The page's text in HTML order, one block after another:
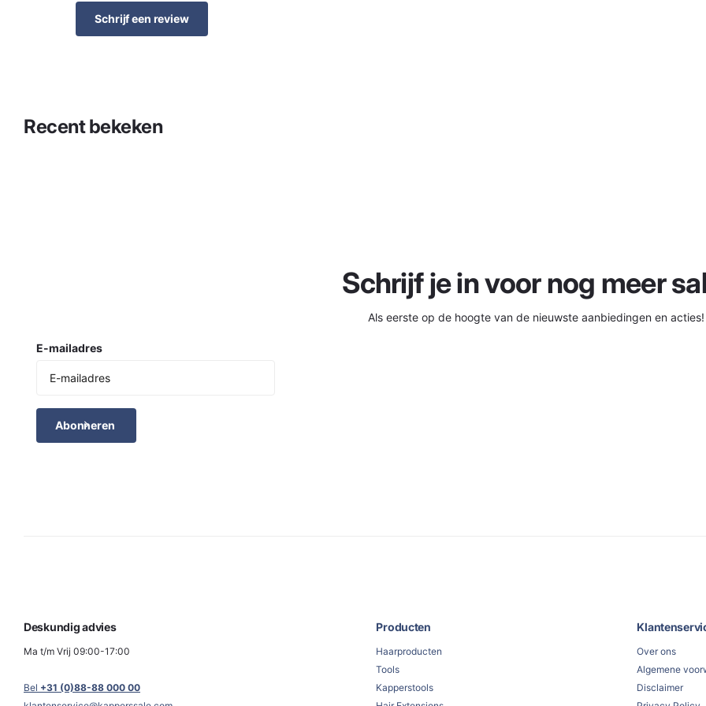
Schrijf een review
Recent bekeken
Schrijf je in voor nog meer
Als eerste op de hoogte van de nieuwste aanbiedingen en acties!
E-mailadres
Abonneren
Deskundig advies
Ma t/m Vrij 09:00-17:00
Bel +31 (0)88-88 000 00
Producten
Haarproducten
Tools
Kapperstools
Over ons
Algemene
Disclaimer